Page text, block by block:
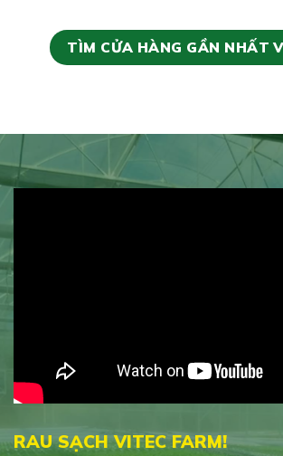
TÌM CỬA HÀNG GẦN NHẤT
RAU SẠCH VITEC FARM!